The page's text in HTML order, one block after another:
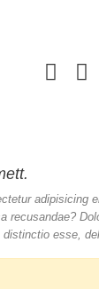
adipisicing
recusandae?
esse,